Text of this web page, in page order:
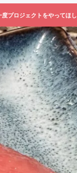
度プロジェクトをやってほ